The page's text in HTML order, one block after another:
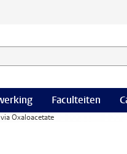
categorie
Faculteiten
Oxaloacetate